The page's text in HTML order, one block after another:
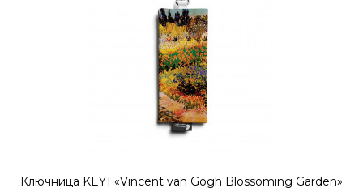
Ключница KEY1 «Vincent van Gogh Blossoming Garden»